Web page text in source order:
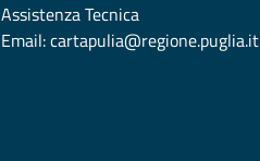
Assistenza Tecnica
Email:cartapulia@regione.puglia.it